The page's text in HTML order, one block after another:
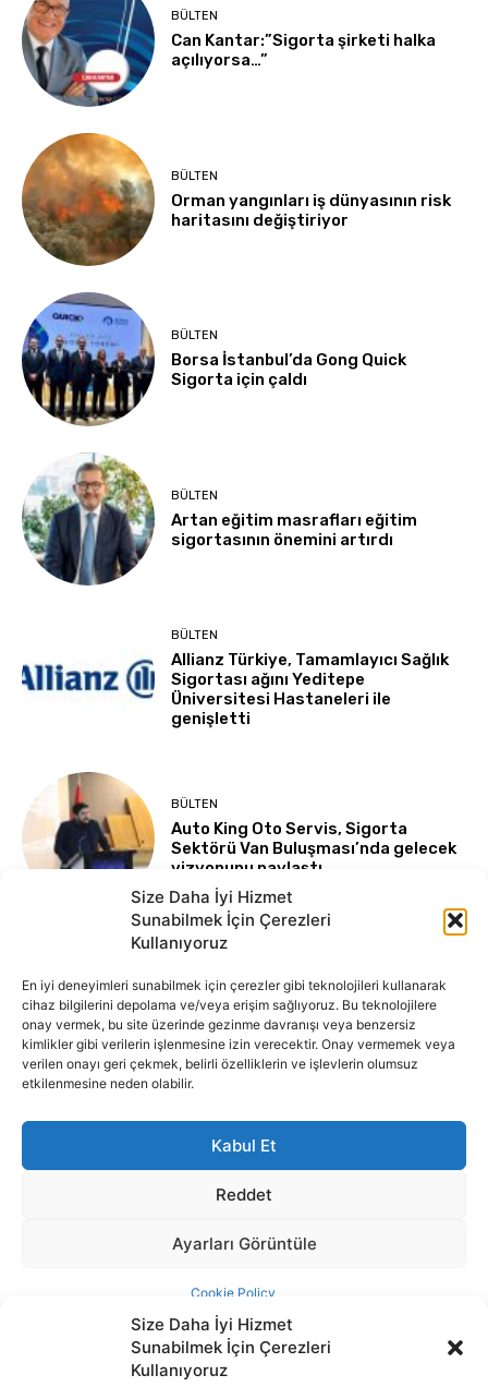
Size Daha İyi Hizmet
Sunabilmek İçin Çerezleri
Kullanıyoruz